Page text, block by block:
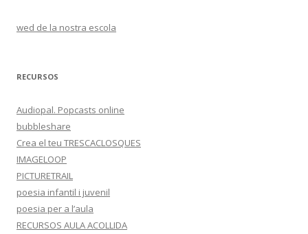
wed de la nostra escola
RECURSOS
Audiopal. Popcasts online
bubbleshare
Crea el teu TRESCACLOSQUES
IMAGELOOP
PICTURETRAIL
poesia infantil i juvenil
poesia per a l’aula
RECURSOS AULA ACOLLIDA